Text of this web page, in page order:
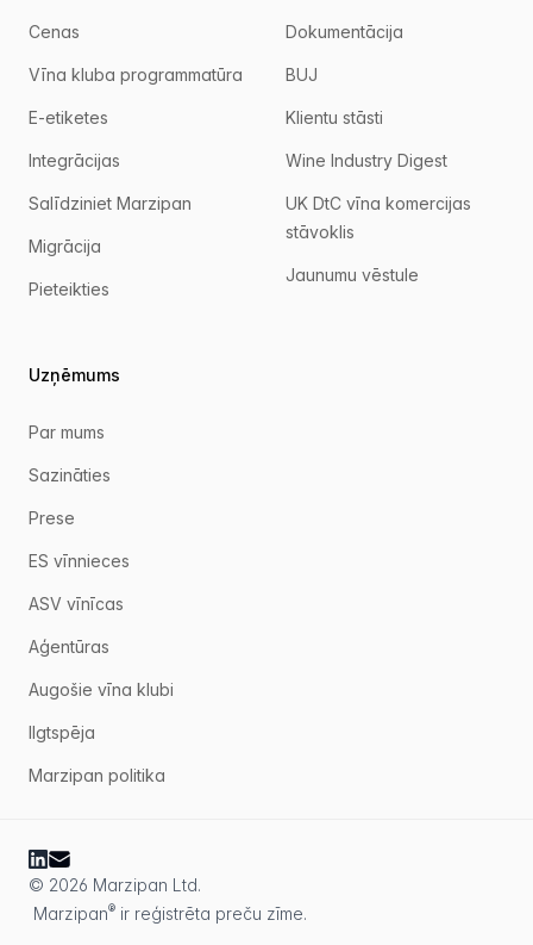
Cenas
Vīna kluba programmatūra
E-etiketes
Integrācijas
Salīdziniet Marzipan
Migrācija
Pieteikties
Dokumentācija
BUJ
Klientu stāsti
Wine Industry Digest
UK DtC vīna komercijas
stāvoklis
Jaunumu vēstule
Uzņēmums
Par mums
Sazināties
Prese
ES vīnnieces
ASV vīnīcas
Aģentūras
Augošie vīna klubi
Ilgtspēja
Marzipan politika
© 2026 Marzipan Ltd.
Marzipan® ir reģistrēta preču zīme.